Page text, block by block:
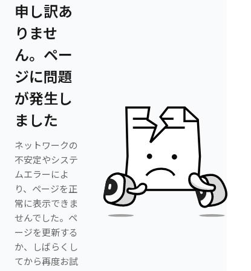
申し訳あ
りませ
ん。ペー
ジに問題
が発生し
ました
ネットワークの
不安定やシステ
ムエラーによ
り、ページを正
常に表示できま
せんでした。ペ
ージを更新する
か、しばらくし
てから再度お試